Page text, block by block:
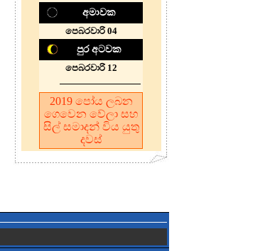
අමාවක
පෙබරවාරි 04
පුර අටවක
පෙබරවාරි 12
2019 පෝය ලබන
ගෙවෙන වේලා සහ
සිල් සමාදන් විය යුතු
දවස්